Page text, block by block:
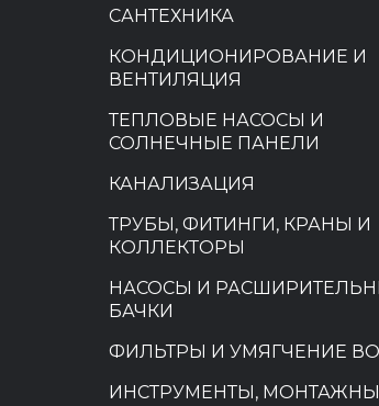
САНТЕХНИКА
КОНДИЦИОНИРОВАНИЕ И
ВЕНТИЛЯЦИЯ
ТЕПЛОВЫЕ НАСОСЫ И
СОЛНЕЧНЫЕ ПАНЕЛИ
КАНАЛИЗАЦИЯ
ТРУБЫ, ФИТИНГИ, КРАНЫ И
КОЛЛЕКТОРЫ
НАСОСЫ И
БАЧКИ
ФИЛЬТРЫ И УМЯГЧЕНИЕ
ИНСТРУМЕНТЫ,